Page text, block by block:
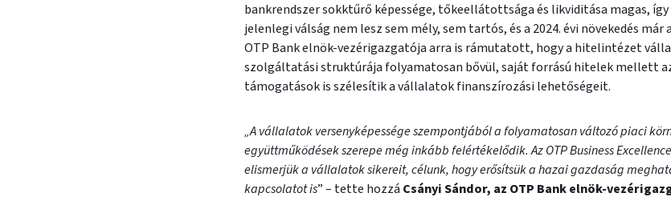
bankrendszer sokktűrő képessége, tőkeellátottsága és likviditása magas,
jelenlegi válság nem lesz sem mély, sem tartós, és a 2024. évi növekedés már
OTP Bank elnök-vezérigazgatója arra is rámutatott, hogy a hitelintézet
szolgáltatási struktúrája folyamatosan bővül, saját forrású hitelek mellett
támogatások is szélesítik a vállalatok finanszírozási lehetőségeit.
„A vállalatok versenyképessége szempontjából a folyamatosan változó piaci
együttműködések szerepe még inkább felértékelődik. Az OTP Business
elismerjük a vállalatok sikereit, célunk, hogy erősítsük a hazai gazdaság
kapcsolatot is” – tette hozzá Csányi Sándor, az OTP Bank elnök-